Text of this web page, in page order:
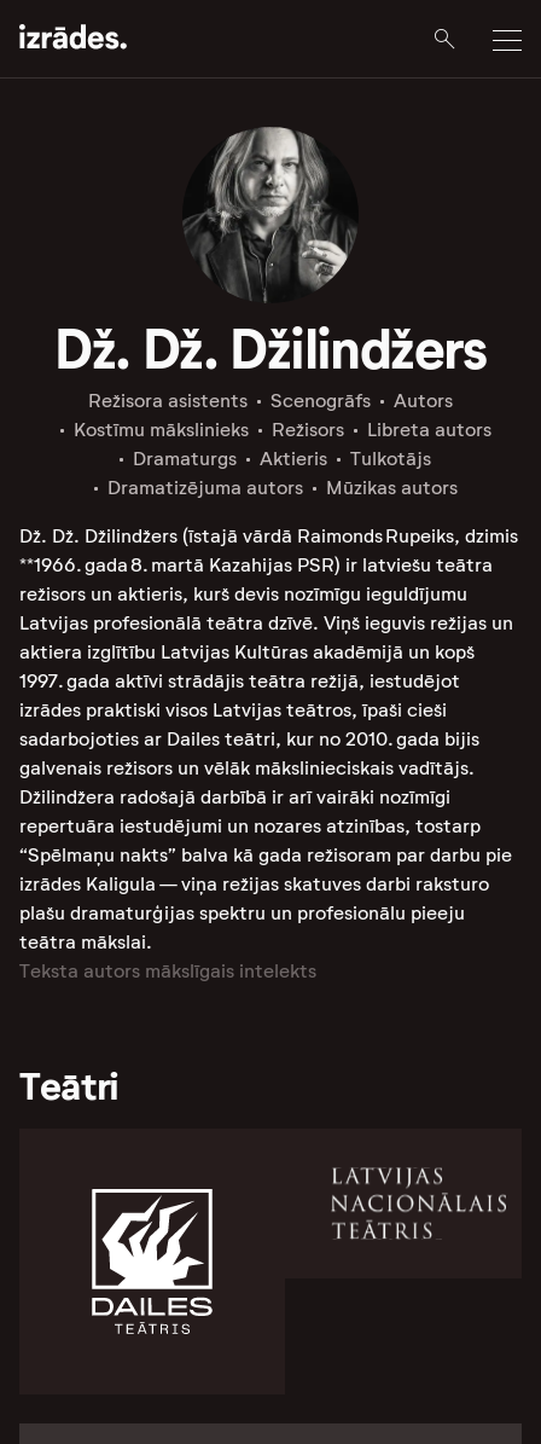
Dž. Dž. Džilindžers
Režisora asistents Scenogrāfs
Autors
Kostīmu mākslinieks
Režisors
Libreta autors
Dramaturgs
Aktieris
Tulkotājs
Dramatizējuma autors
Mūzikas autors
Dž. Dž. Džilindžers (īstajā vārdā Raimonds Rupeiks, dzimis
**1966. gada 8. martā Kazahijas PSR) ir latviešu teātra
režisors un aktieris, kurš devis nozīmīgu ieguldījumu
Latvijas profesionālā teātra dzīvē. Viņš ieguvis režijas un
aktiera izglītību Latvijas Kultūras akadēmijā un kopš
1997. gada aktīvi strādājis teātra režijā, iestudējot
izrādes praktiski visos Latvijas teātros, īpaši cieši
sadarbojoties ar Dailes teātri, kur no 2010. gada bijis
galvenais režisors un vēlāk mākslinieciskais vadītājs.
Džilindžera radošajā darbībā ir arī vairāki nozīmīgi
repertuāra iestudējumi un nozares atzinības, tostarp
“Spēlmaņu nakts” balva kā gada režisoram par darbu pie
izrādes Kaligula — viņa režijas skatuves darbi raksturo
plašu dramaturģijas spektru un profesionālu pieeju
teātra mākslai.
Teksta autors mākslīgais intelekts
Teātri